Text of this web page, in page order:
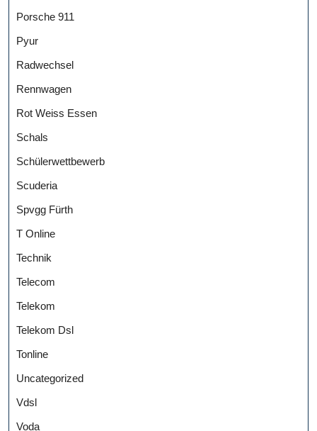
Porsche 911
Pyur
Radwechsel
Rennwagen
Rot Weiss Essen
Schals
Schülerwettbewerb
Scuderia
Spvgg Fürth
T Online
Technik
Telecom
Telekom
Telekom Dsl
Tonline
Uncategorized
Vdsl
Voda